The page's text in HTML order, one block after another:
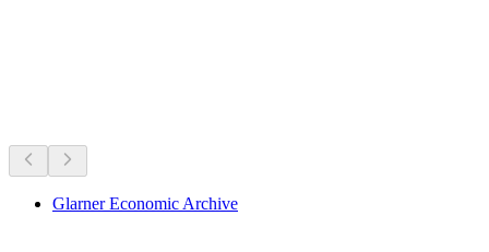
Glarner Economic Archive